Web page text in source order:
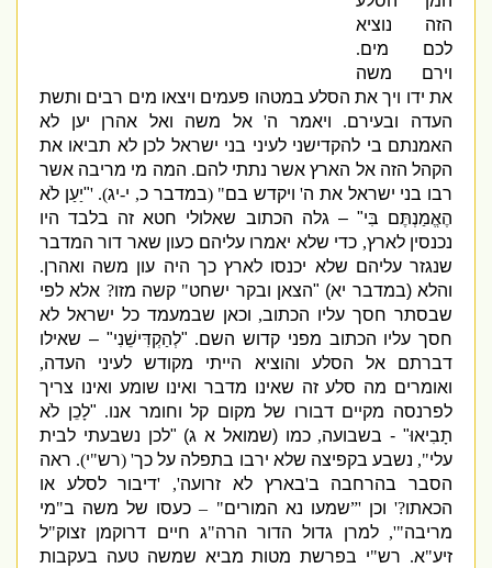
הזה נוציא
לכם מים.
וירם משה
את ידו ויך את הסלע במטהו פעמים ויצאו מים רבים ותשת
העדה ובעירם.ויאמר ה 'אל משה ואל אהרן יען לא
האמנתם בי להקדישני לעיני בני ישראל לכן לא תביאו את
הקהל הזה אל הארץ אשר נתתי להם.המה מי מריבה אשר
רבו בני ישראל את ה'ויקדש בם" (במדבר כ,י-יג). '
"יַעַן לֹא
הֶאֱמַנְתֶּם בִּי " –גלה הכתוב שאלולי חטא זה בלבד היו
נכנסין לארץ,כדי שלא יאמרו עליהם כעון שאר דור המדבר
שנגזר עליהם שלא יכנסו לארץ כך היה עון משה ואהרן.
והלא(במדבר יא ) "הצאן ובקר ישחט"קשה מזו?אלא לפי
שבסתר חסך עליו הכתוב,וכאן שבמעמד כל ישראל לא
חסך עליו הכתוב מפני קדוש השם.
"לְהַקְדִּישֵׁנִי" –שאילו
דברתם אל הסלע והוציא הייתי מקודש לעיני העדה,
ואומרים מה סלע זה שאינו מדבר ואינו שומע ואינו צריך
לפרנסה מקיים דבורו של מקום קל וחומר אנו.
"לָכֵן לֹא
תָבִיאוּ" - בשבועה,כמו(שמואל א ג) "לכן נשבעתי לבית
עלי",נשבע בקפיצה שלא ירבו בתפלה על כך' (רש"י).ראה
הסבר בהרחבה ב
בארץ לא זרועה', 'דיבור לסלע או
הכאתו?'וכן'” שמעו נא המורים" – כעסו של משה ב "מי
מריבה"',למרן גדול הדור הרה"ג חיים דרוקמן זצוק"ל
זיע"א.רש"י בפרשת מטות מביא שמשה טעה בעקבות